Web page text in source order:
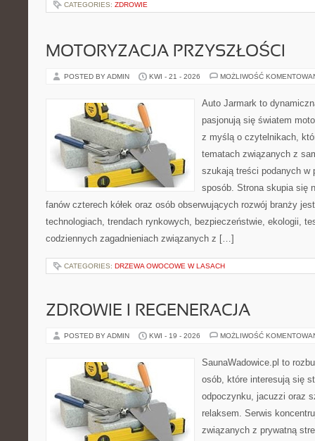
CATEGORIES: ZDROWIE
MOTORYZACJA PRZYSZŁOŚCI
POSTED BY ADMIN KWI - 21 - 2026 MOŻLIWOŚĆ
Auto Jarmark to
pasjonują się światem
z myślą o czytelnikach,
tematach związanych z
szukają treści podanych w
sposób. Strona skupia się
fanów czterech kółek oraz osób obserwujących rozwój branży
technologiach, trendach rynkowych, bezpieczeństwie, ekologii,
codziennych zagadnieniach związanych z […]
CATEGORIES: DRZEWA OWOCOWE W LASACH
ZDROWIE I REGENERACJA
POSTED BY ADMIN KWI - 19 - 2026 MOŻLIWOŚĆ
SaunaWadowice.pl to
osób, które interesują się
odpoczynku, jacuzzi oraz
relaksem. Serwis
związanych z prywatną